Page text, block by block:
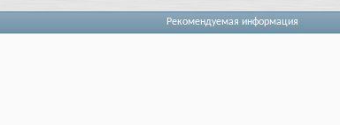
Рекомендуемая информация